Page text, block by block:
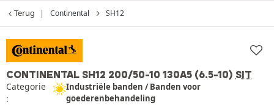
Terug Continental SH12
CONTINENTAL SH12 200/50-10 130A5 (6.5-10) SIT
Categorie
:
Industriële banden / Banden voor
goederenbehandeling